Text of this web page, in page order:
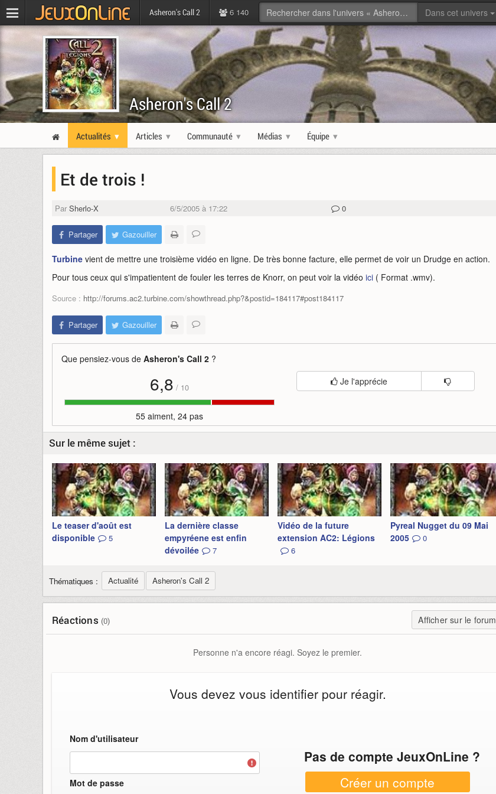
Asheron's Call 2 6 140 Dans cet univers
Asheron's Call 2
Actualités Articles Communauté Médias Équipe
Et de trois !
Par Sherlo-X 6/5/2005 à 17:22 0
Partager Gazouiller
Turbine vient de mettre une troisième vidéo en ligne. De très bonne facture, elle permet de voir un Drudge en action.
Pour tous ceux qui s'impatientent de fouler les terres de Knorr, on peut voir la vidéo ici ( Format .wmv).
Source : http://forums.ac2.turbine.com/showthread.php?&postid=184117#post184117
Partager Gazouiller
Que pensiez-vous de Asheron's Call 2 ?
6,8 / 10
55 aiment, 24 pas
Je l'apprécie
Sur le même sujet :
Le teaser d'août est
disponible
5
La dernière classe
empyréene est enfin
dévoilée
7
Vidéo de la future
extension AC2: Légions
6
Pyreal Nugget du 09 Mai
2005
0
Thématiques : Actualité Asheron's Call 2
Réactions (0) Afficher sur le forum
Personne n'a encore réagi. Soyez le premier.
Vous devez vous identifier pour réagir.
Nom d'utilisateur
Mot de passe
Pas de compte JeuxOnLine ?
Créer un compte